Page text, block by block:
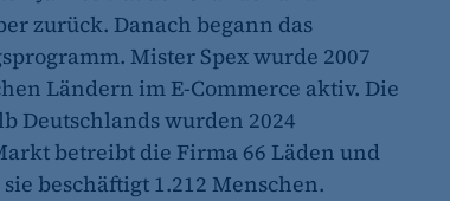
zurück. Danach begann das
Mister Spex wurde 2007
Ländern im E-Commerce aktiv. Die
Deutschlands wurden 2024
betreibt die Firma 66 Läden und
beschäftigt 1.212 Menschen.